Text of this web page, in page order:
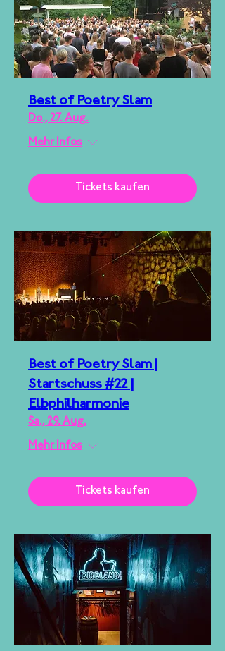
Best of Poetry Slam
Do., 27. Aug.
Mehr Infos
Tickets kaufen
Best of Poetry Slam |
Startschuss #22 |
Elbphilharmonie
Sa., 29. Aug.
Mehr Infos
Tickets kaufen